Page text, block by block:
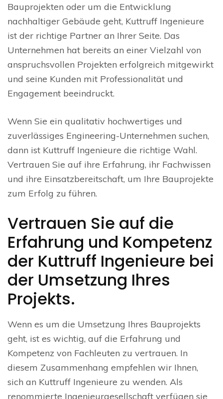
Bauprojekten oder um die Entwicklung
nachhaltiger Gebäude geht, Kuttruff Ingenieure
ist der richtige Partner an Ihrer Seite. Das
Unternehmen hat bereits an einer Vielzahl von
anspruchsvollen Projekten erfolgreich mitgewirkt
und seine Kunden mit Professionalität und
Engagement beeindruckt.
Wenn Sie ein qualitativ hochwertiges und
zuverlässiges Engineering-Unternehmen suchen,
dann ist Kuttruff Ingenieure die richtige Wahl.
Vertrauen Sie auf ihre Erfahrung, ihr Fachwissen
und ihre Einsatzbereitschaft, um Ihre Bauprojekte
zum Erfolg zu führen.
Vertrauen Sie auf die
Erfahrung und Kompetenz
der Kuttruff Ingenieure bei
der Umsetzung Ihres
Projekts.
Wenn es um die Umsetzung Ihres Bauprojekts
geht, ist es wichtig, auf die Erfahrung und
Kompetenz von Fachleuten zu vertrauen. In
diesem Zusammenhang empfehlen wir Ihnen,
sich an Kuttruff Ingenieure zu wenden. Als
renommierte Ingenieurgesellschaft verfügen sie